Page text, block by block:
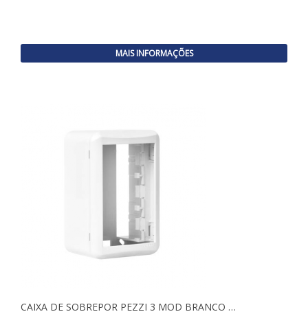
MAIS INFORMAÇÕES
CAIXA DE SOBREPOR PEZZI 3 MOD BRANCO …